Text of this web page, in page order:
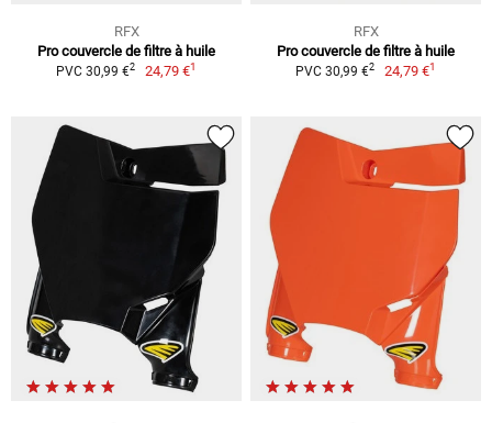
RFX
Pro couvercle de filtre à huile
PVC 30,99 €2 24,79 €1
RFX
Pro couvercle de filtre à huile
PVC 30,99 €2 24,79 €1